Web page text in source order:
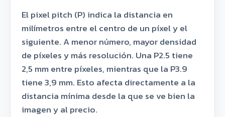
El pixel pitch (P) indica la distancia en
milímetros entre el centro de un píxel y el
siguiente. A menor número, mayor densidad
de píxeles y más resolución. Una P2.5 tiene
2,5 mm entre píxeles, mientras que la P3.9
tiene 3,9 mm. Esto afecta directamente a la
distancia mínima desde la que se ve bien la
imagen y al precio.